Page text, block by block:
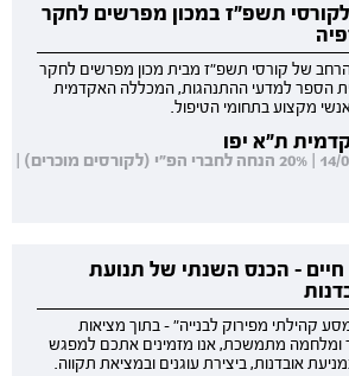
תשפ"ז במכון מפרשים לחקר
הרחב של קורסי תשפ"ז מבית מכון מפרשים לחקר
הספר למדעי ההתנהגות, המכללה האקדמית
מקצוע בתחומי הטיפול.
ת"א יפו
15% הנחת רישום עד 14/08 | 20% הנחה לחברי הפ"י (לקורסים מוכרים) |
- הכנס השנתי של תנועת
קהילתי מפירוק לבנייה" - בתוך מציאות
ומלחמה מתמשכת, אנו מזמינים אתכם למפגש
אובדנות, ביצירת עוגנים ובמציאת תקווה.